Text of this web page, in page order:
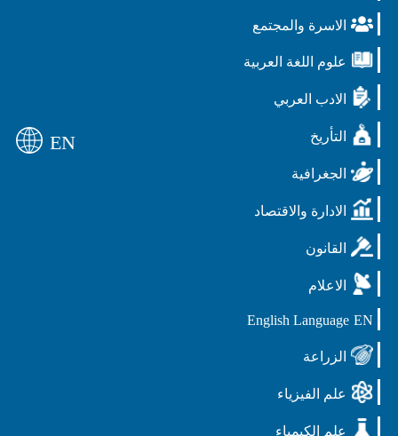
الاسرة والمجتمع
علوم اللغة العربية
الادب العربي
التأريخ
الجغرافية
الادارة والاقتصاد
القانون
الاعلام
EN
English Language
الزراعة
علم الفيزياء
علم الكيمياء
EN